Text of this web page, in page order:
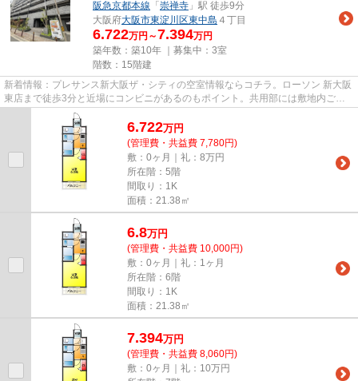
阪急京都本線 「 崇禅寺 」駅 徒歩9分
大阪府大阪市東淀川区東中島 ４丁目
6.722万円～7.394万円
築年数：築10年 ｜募集中： 3室
階数：15階建
新着情報：プレサンス新大阪ザ・シティの空室情報ならコチラ。ローソン 新大阪
東店まで徒歩3分と近場にコンビニがあるのもポイント。共用部には敷地内ごみ
置き場・エレベータなどが揃...
6.722万円
(管理費・共益費 7,780円)
敷：0ヶ月｜礼：8万円
所在階：5階
間取り：1K
面積：21.38㎡
6.8万円
(管理費・共益費 10,000円)
敷：0ヶ月｜礼：1ヶ月
所在階：6階
間取り：1K
面積：21.38㎡
7.394万円
(管理費・共益費 8,060円)
敷：0ヶ月｜礼：10万円